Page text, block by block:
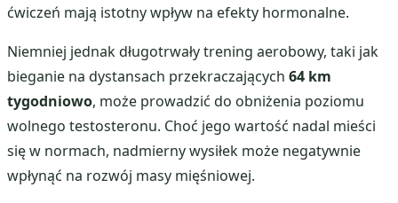
ćwiczeń mają istotny wpływ na efekty hormonalne.
Niemniej jednak długotrwały trening aerobowy, taki jak
bieganie na dystansach przekraczających 64 km
tygodniowo, może prowadzić do obniżenia poziomu
wolnego testosteronu. Choć jego wartość nadal mieści
się w normach, nadmierny wysiłek może negatywnie
wpłynąć na rozwój masy mięśniowej.